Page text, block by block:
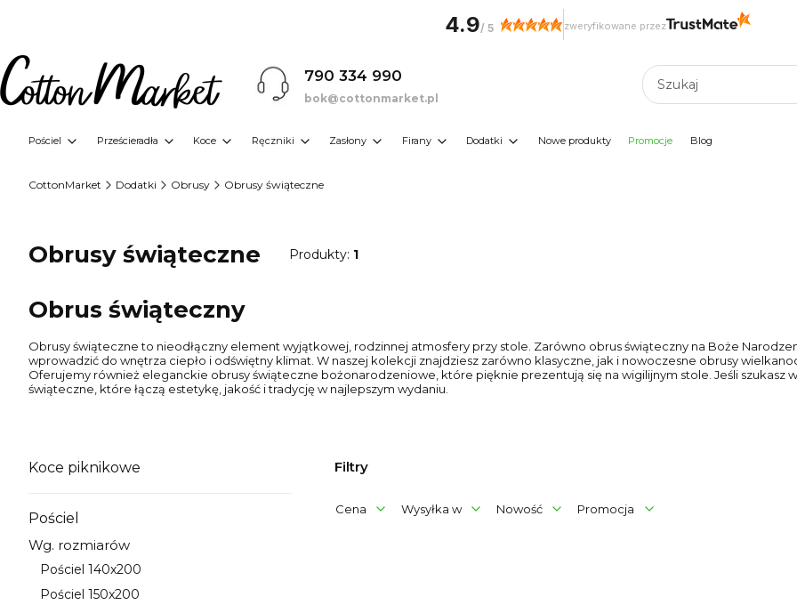
790 334 990
bok@cottonmarket.pl
Pościel Prześcieradła Koce Ręczniki Zasłony Firany Dodatki Nowe produkty Promocje Blog
CottonMarket Dodatki Obrusy Obrusy świąteczne
Obrusy świąteczne Produkty: 1
Obrus świąteczny
Obrusy świąteczne to nieodłączny element wyjątkowej, rodzinnej atmosfery przy stole. Zarówno obrus świąteczny na Boże
wprowadzić do wnętrza ciepło i odświętny klimat. W naszej kolekcji znajdziesz zarówno klasyczne, jak i nowoczesne obrusy
Oferujemy również eleganckie obrusy świąteczne bożonarodzeniowe, które pięknie prezentują się na wigilijnym stole. Jeśli szukasz
świąteczne, które łączą estetykę, jakość i tradycję w najlepszym wydaniu.
Kategoria - Koce piknikowe
Koce piknikowe
Kategoria - Pościel
Pościel
Kategoria - Wg. rozmiarów
Wg. rozmiarów
Kategoria - Pościel 140x200
Pościel 140x200
Kategoria - Pościel 150x200
Pościel 150x200
Filtry
Cena Wysyłka w Nowość Promocja
4.9/ 5 zweryfikowane przez